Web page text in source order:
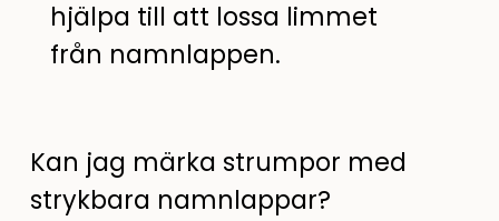
hjälpa till att lossa limmet
från namnlappen.
Kan jag märka strumpor med
strykbara namnlappar?